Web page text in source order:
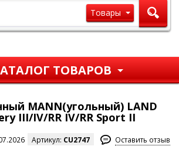
Товары
ТОВАРОВ
MANN(угольный) LAND
III/IV/RR IV/RR Sport II
Артикул: CU2747
Оставить отзыв